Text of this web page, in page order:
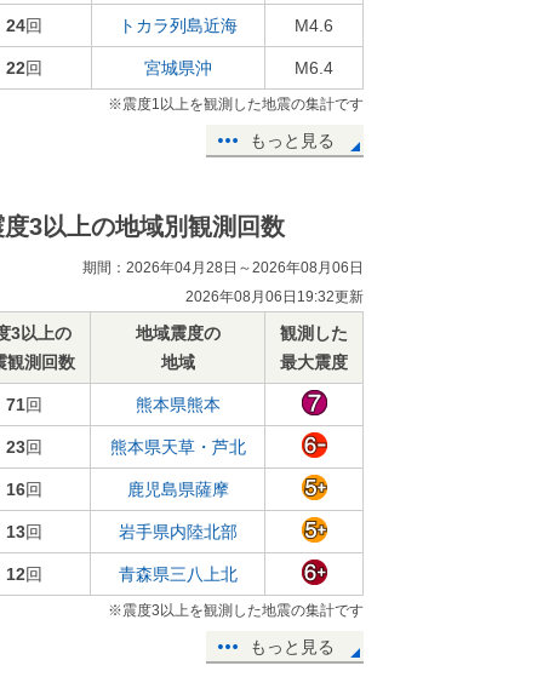
24回 トカラ列島近海 M4.6
22回 宮城県沖 M6.4
※震度1以上を観測した地震の集計です
もっと見る
度3以上の地域別観測回数
期間：2026年04月28日～2026年08月06日
2026年08月06日19:32更新
3以上の
観測回数
地域震度の
地域
観測した
最大震度
71回 熊本県熊本
23回 熊本県天草・芦北
16回 鹿児島県薩摩
13回 岩手県内陸北部
12回 青森県三八上北
※震度3以上を観測した地震の集計です
もっと見る